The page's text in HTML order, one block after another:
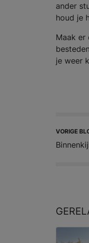
ander
houd je
Maak
je weer
VORIGE